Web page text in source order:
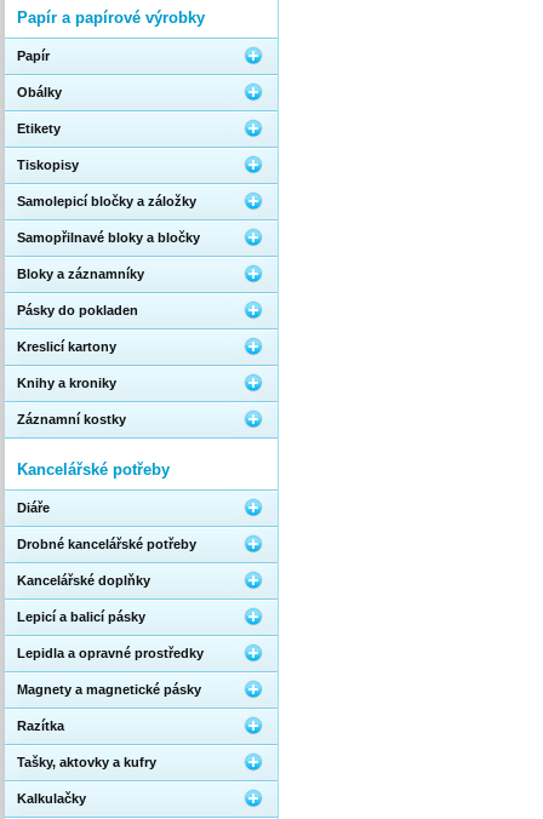
Papír a papírové výrobky
Papír
Obálky
Etikety
Tiskopisy
Samolepicí bločky a záložky
Samopřilnavé bloky a bločky
Bloky a záznamníky
Pásky do pokladen
Kreslicí kartony
Knihy a kroniky
Záznamní kostky
Kancelářské potřeby
Diáře
Drobné kancelářské potřeby
Kancelářské doplňky
Lepicí a balicí pásky
Lepidla a opravné prostředky
Magnety a magnetické pásky
Razítka
Tašky, aktovky a kufry
Kalkulačky